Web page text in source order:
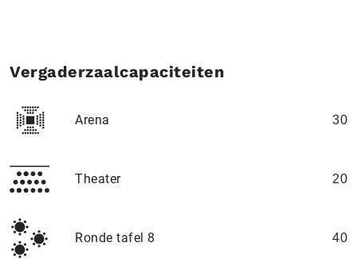
Vergaderzaalcapaciteiten
Arena 30
Theater 20
Ronde tafel 8 40